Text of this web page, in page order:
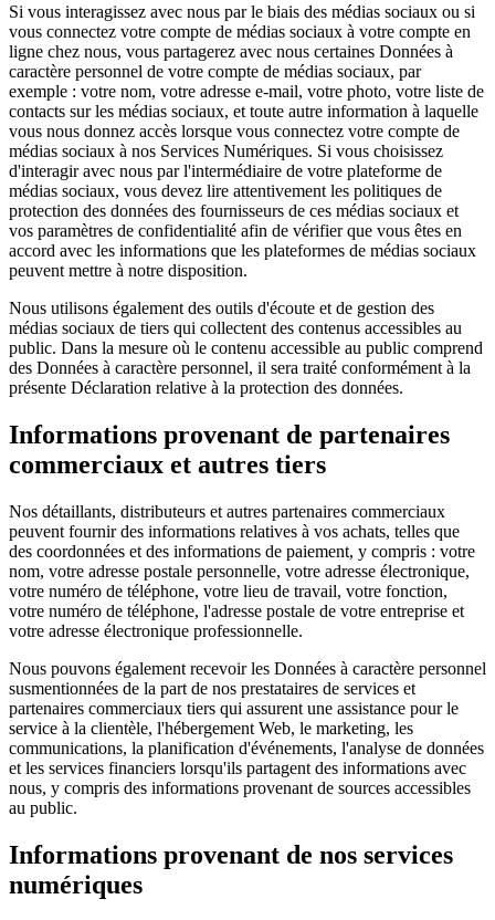
Si vous interagissez avec nous par le biais des médias sociaux ou si
vous connectez votre compte de médias sociaux à votre compte en
ligne chez nous, vous partagerez avec nous certaines Données à
caractère personnel de votre compte de médias sociaux, par
exemple : votre nom, votre adresse e-mail, votre photo, votre liste de
contacts sur les médias sociaux, et toute autre information à laquelle
vous nous donnez accès lorsque vous connectez votre compte de
médias sociaux à nos Services Numériques. Si vous choisissez
d'interagir avec nous par l'intermédiaire de votre plateforme de
médias sociaux, vous devez lire attentivement les politiques de
protection des données des fournisseurs de ces médias sociaux et
vos paramètres de confidentialité afin de vérifier que vous êtes en
accord avec les informations que les plateformes de médias sociaux
peuvent mettre à notre disposition.
Nous utilisons également des outils d'écoute et de gestion des
médias sociaux de tiers qui collectent des contenus accessibles au
public. Dans la mesure où le contenu accessible au public comprend
des Données à caractère personnel, il sera traité conformément à la
présente Déclaration relative à la protection des données.
Informations provenant de partenaires
commerciaux et autres tiers
Nos détaillants, distributeurs et autres partenaires commerciaux
peuvent fournir des informations relatives à vos achats, telles que
des coordonnées et des informations de paiement, y compris : votre
nom, votre adresse postale personnelle, votre adresse électronique,
votre numéro de téléphone, votre lieu de travail, votre fonction,
votre numéro de téléphone, l'adresse postale de votre entreprise et
votre adresse électronique professionnelle.
Nous pouvons également recevoir les Données à caractère personnel
susmentionnées de la part de nos prestataires de services et
partenaires commerciaux tiers qui assurent une assistance pour le
service à la clientèle, l'hébergement Web, le marketing, les
communications, la planification d'événements, l'analyse de données
et les services financiers lorsqu'ils partagent des informations avec
nous, y compris des informations provenant de sources accessibles
au public.
Informations provenant de nos services
numériques